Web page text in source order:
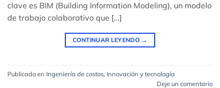
clave es BIM (Building Information Modeling), un modelo
de trabajo colaborativo que […]
CONTINUAR LEYENDO →
Publicado en Ingeniería de costos, Innovación y tecnología
Deje un comentario